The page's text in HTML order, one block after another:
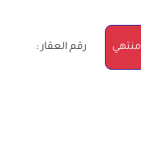
منتهي رقم العقار :